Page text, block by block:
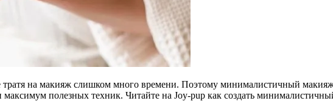
на макияж слишком много времени. Поэтому минималистичный
полезных техник. Читайте на Joy-pup как создать